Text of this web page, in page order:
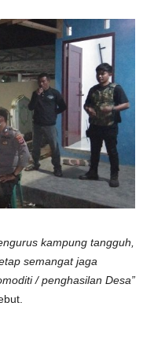
kampung tangguh,
semangat jaga
/ penghasilan Desa”